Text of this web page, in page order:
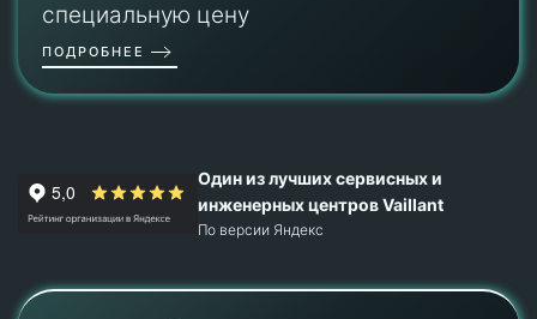
специальную цену
ПОДРОБНЕЕ
Один из лучших сервисных и
инженерных центров Vaillant
По версии Яндекс